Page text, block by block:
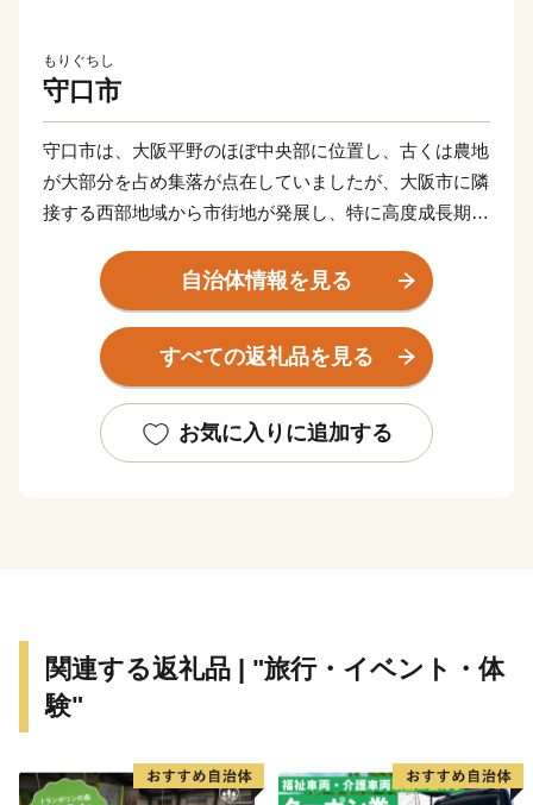
もりぐちし
守口市
守口市は、大阪平野のほぼ中央部に位置し、古くは農地
が大部分を占め集落が点在していましたが、大阪市に隣
接する西部地域から市街地が発展し、特に高度成長期に
また、早くから大手家電メーカーの企業城下町として発
展を遂げるとともに安定した税収を背景に各種行政サー
ビスを充実させ、公共施設や都市基盤の整備を進めてき
一定の到達点に達し、成熟した都市としての機能を備え
るに至っています。
自治体情報を見る
すべての返礼品を見る
お気に入りに追加する
関連する返礼品 | "旅行・イベント・体
験"